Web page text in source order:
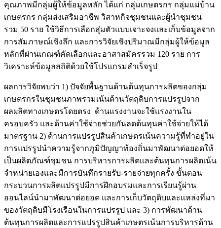
คุณภาพมีกลุ่มผู้ให้ข้อมูลหลัก ได้แก่ กลุ่มเกษตรกร กลุ่มแม่บ้าน
เกษตรกร กลุ่มส่งเสริมอาชีพ วิสาหกิจชุมชนและผู้นำชุมชน
รวม 50 ราย ใช้วิธีการเลือกสุ่มตัวแบบเจาะจงและเก็บข้อมูลจาก
การสัมภาษณ์เชิงลึก และการวิจัยเชิงปริมาณมีกลุ่มผู้ให้ข้อมูล
หลักที่ผ่านเกณฑ์คัดเลือกและอาสาสมัครรวม 120 ราย การ
วิเคราะห์ข้อมูลสถิติด้วยใช้โปรแกรมสำเร็จรูป
ผลการวิจัยพบว่า 1) ปัจจัยพื้นฐานด้านต้นทุนการผลิตของกลุ่ม
เกษตรกรในชุมชนภาพรวมเน้นด้านวัตถุดิบการแปรรูปจาก
ผลผลิตทางเกษตรโดยตรง ด้านแรงงานจะใช้แรงงานใน
ครอบครัว และด้านค่าใช้จ่ายช่วยกันลดต้นทุนค่าใช้จ่ายให้ได้
มาตรฐาน 2) ด้านการแปรรูปสินค้าเกษตรเน้นความรู้ที่ทำอยู่ใน
การแปรรูปนำความรู้จากภูมิปัญญาท้องถิ่นมาพัฒนาต่อยอดให้
เป็นผลิตภัณฑ์ชุมชน การบริหารการผลิตและต้นทุนการผลิตเน้น
จำหน่ายเองและมีการบันทึกรายรับ-รายจ่ายทุกครั้ง ขั้นตอน
กระบวนการผลิตแปรรูปมีการฝึกอบรมและการเรียนรู้ผ่าน
ออนไลน์นำมาพัฒนาต่อยอด และการเก็บวัตถุดิบและแหล่งที่มา
ของวัตถุดิบมีโรงเรือนในการแปรรูป และ 3) การพัฒนาด้าน
ต้นทุนการผลิตและการแปรรูปสินค้าเกษตรเน้นการบริหารด้าน